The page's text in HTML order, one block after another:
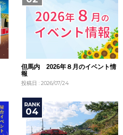
但馬内 2026年８月のイベント情
報
投稿日 : 2026/07/24